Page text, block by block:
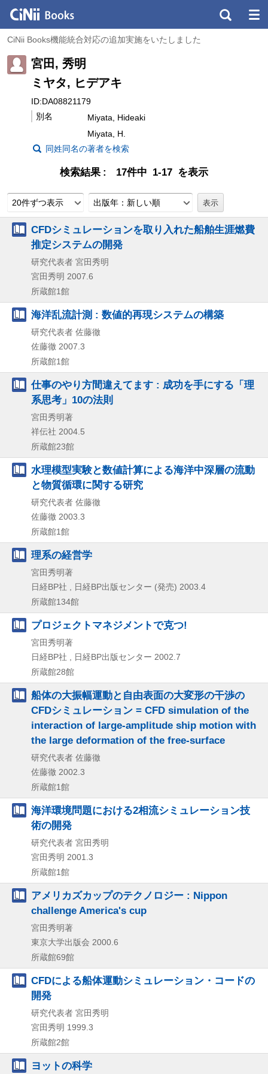
CiNii Books機能統合対応の追加実施をいたしました
宮田, 秀明
ミヤタ, ヒデアキ
ID:DA08821179
別名
Miyata, Hideaki
Miyata, H.
同姓同名の著者を検索
検索結果 17件中 1-17 を表示
20件ずつ表示 出版年：新しい順
CFDシミュレーションを取り入れた船舶生涯燃費
推定システムの開発
研究代表者 宮田秀明
宮田秀明 2007.6
所蔵館1館
海洋乱流計測 : 数値的再現システムの構築
研究代表者 佐藤徹
佐藤徹 2007.3
所蔵館1館
仕事のやり方間違えてます : 成功を手にする「理
系思考」10の法則
宮田秀明著
祥伝社 2004.5
所蔵館23館
水理模型実験と数値計算による海洋中深層の流動
と物質循環に関する研究
研究代表者 佐藤徹
佐藤徹 2003.3
所蔵館1館
理系の経営学
宮田秀明著
日経BP社 , 日経BP出版センター (発売) 2003.4
所蔵館134館
プロジェクトマネジメントで克つ!
宮田秀明著
日経BP社 , 日経BP出版センター 2002.7
所蔵館28館
船体の大振幅運動と自由表面の大変形の干渉の
CFDシミュレーション = CFD simulation of the
interaction of large-amplitude ship motion with
the large deformation of the free-surface
研究代表者 佐藤徹
佐藤徹 2002.3
所蔵館1館
海洋環境問題における2相流シミュレーション技
術の開発
研究代表者 宮田秀明
宮田秀明 2001.3
所蔵館1館
アメリカズカップのテクノロジー : Nippon
challenge America's cup
宮田秀明著
東京大学出版会 2000.6
所蔵館69館
CFDによる船体運動シミュレーション・コードの
開発
研究代表者 宮田秀明
宮田秀明 1999.3
所蔵館2館
ヨットの科学